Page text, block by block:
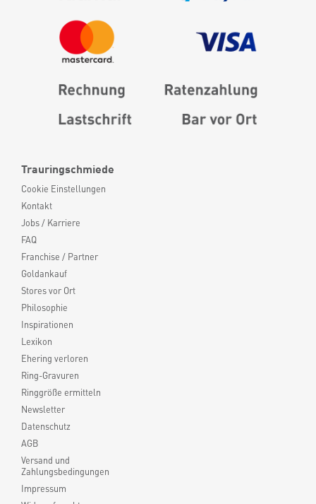
Trauringschmiede
Cookie Einstellungen
Kontakt
Jobs / Karriere
FAQ
Franchise / Partner
Goldankauf
Stores vor Ort
Philosophie
Inspirationen
Lexikon
Ehering verloren
Ring-Gravuren
Ringgröße ermitteln
Newsletter
Datenschutz
AGB
Versand und
Zahlungsbedingungen
Impressum